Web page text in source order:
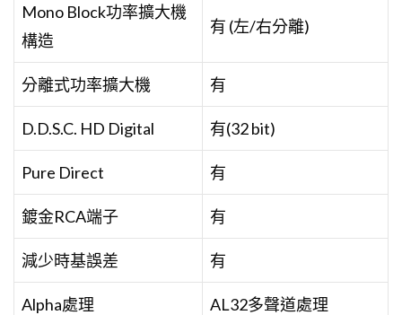
Mono Block功率擴大機
構造
有 (左/右分離)
分離式功率擴大機 有
D.D.S.C. HD Digital 有(32 bit)
Pure Direct 有
鍍金RCA端子 有
減少時基誤差 有
Alpha處理 AL32多聲道處理